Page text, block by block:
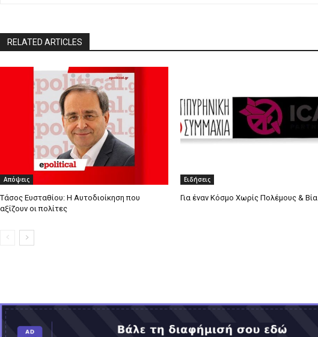
RELATED ARTICLES
Απόψεις
Τάσος Ευσταθίου: Η Αυτοδιοίκηση που
αξίζουν οι πολίτες
Ειδήσεις
Για έναν Κόσμο Χωρίς Πολέμους & Βία